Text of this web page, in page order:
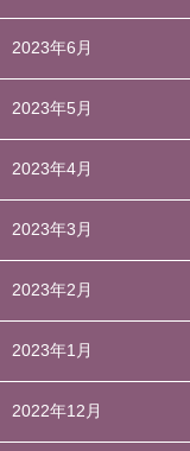
2023年6月
2023年5月
2023年4月
2023年3月
2023年2月
2023年1月
2022年12月